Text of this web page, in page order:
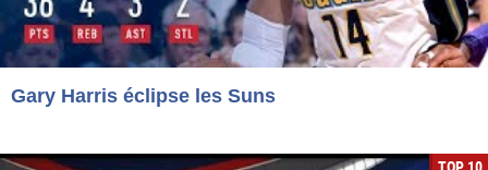
Gary Harris éclipse les Suns